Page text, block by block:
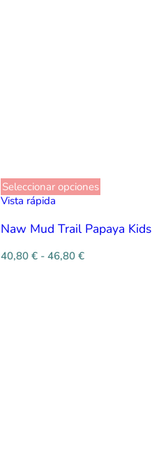
Seleccionar opciones
Vista rápida
Naw Mud Trail Papaya Kids
40,80 € - 46,80 €